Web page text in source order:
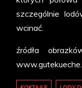
szczególnie
wcinać.
źródła